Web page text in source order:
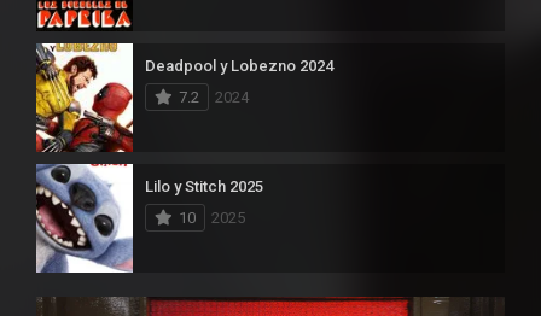
Deadpool y Lobezno 2024
7.2
2024
Lilo y Stitch 2025
10
2025